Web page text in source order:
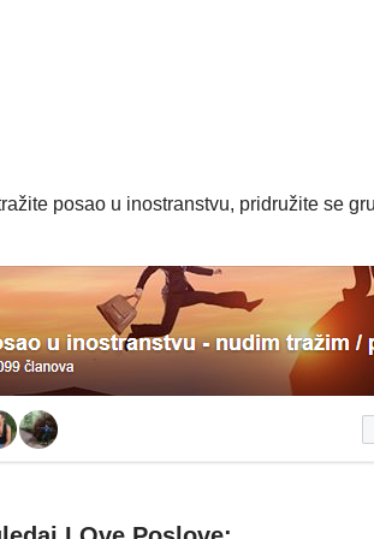
posao u inostranstvu, pridružite se